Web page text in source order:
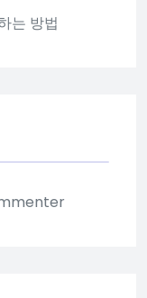
는 방법